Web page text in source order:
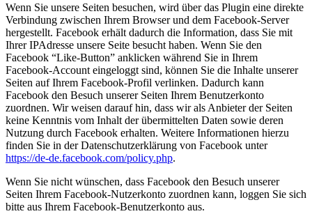
Wenn Sie unsere Seiten besuchen, wird über das Plugin eine direkte
Verbindung zwischen Ihrem Browser und dem Facebook-Server
hergestellt. Facebook erhält dadurch die Information, dass Sie mit
Ihrer IPAdresse unsere Seite besucht haben. Wenn Sie den
Facebook “Like-Button” anklicken während Sie in Ihrem
Facebook-Account eingeloggt sind, können Sie die Inhalte unserer
Seiten auf Ihrem Facebook-Profil verlinken. Dadurch kann
Facebook den Besuch unserer Seiten Ihrem Benutzerkonto
zuordnen. Wir weisen darauf hin, dass wir als Anbieter der Seiten
keine Kenntnis vom Inhalt der übermittelten Daten sowie deren
Nutzung durch Facebook erhalten. Weitere Informationen hierzu
finden Sie in der Datenschutzerklärung von Facebook unter
https://de-de.facebook.com/policy.php.
Wenn Sie nicht wünschen, dass Facebook den Besuch unserer
Seiten Ihrem Facebook-Nutzerkonto zuordnen kann, loggen Sie sich
bitte aus Ihrem Facebook-Benutzerkonto aus.